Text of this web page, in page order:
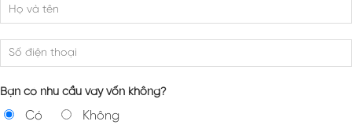
Bạn có nhu cầu vay vốn không?
Có Không